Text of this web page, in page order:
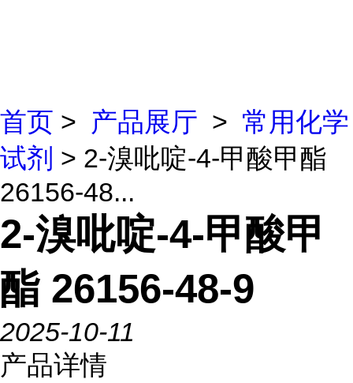
首页 > 产品展厅 > 常用化学
试剂 > 2-溴吡啶-4-甲酸甲酯
26156-48...
2-溴吡啶-4-甲酸甲
酯 26156-48-9
2025-10-11
产品详情